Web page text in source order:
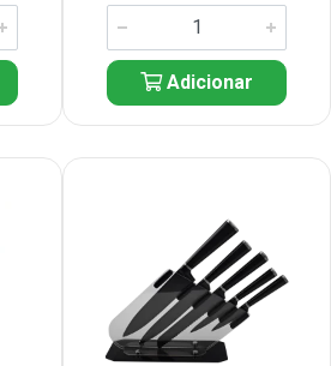
Adicionar